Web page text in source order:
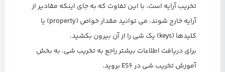
تخریب آرایه است، با این تفاوت که به جای اینکه مقادیر از
آرایه خارج شوند، می توانید مقدار خواص (property) یا
کلیدها (keys) یک شی را از آن بیرون بکشید.
برای دریافت اطلاعات بیشتر راجع به تخریب شی، به بخش
آموزش تخریب شی در ES6 بروید.